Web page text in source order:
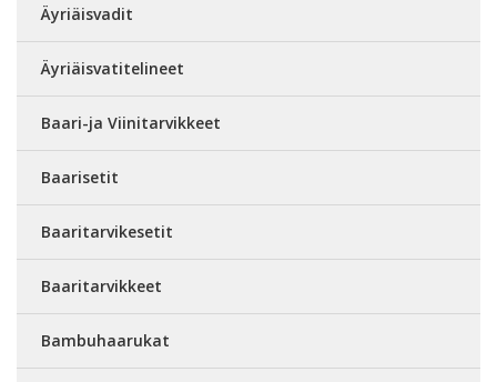
Äyriäisvadit
Äyriäisvatitelineet
Baari-ja Viinitarvikkeet
Baarisetit
Baaritarvikesetit
Baaritarvikkeet
Bambuhaarukat